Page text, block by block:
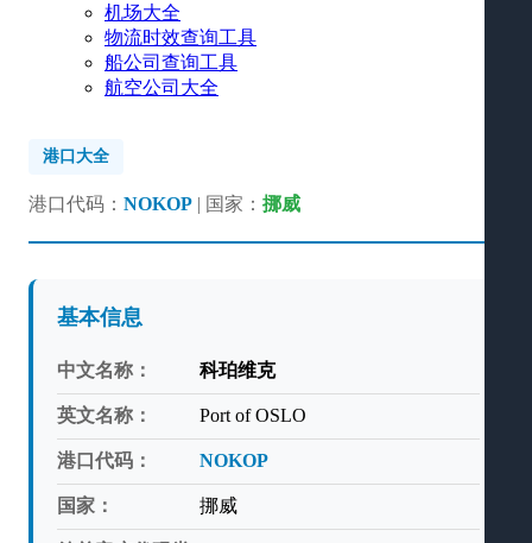
机场大全
物流时效查询工具
船公司查询工具
航空公司大全
港口大全
港口代码： NOKOP | 国家： 挪威
基本信息
中文名称： 科珀维克
英文名称： Port of OSLO
港口代码： NOKOP
国家： 挪威